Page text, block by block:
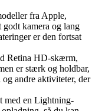
fra Apple,
godt kamera og lang
er den fortsat
Retina HD-skærm,
er stærk og holdbar,
andre aktiviteter, der
med en Lightning-